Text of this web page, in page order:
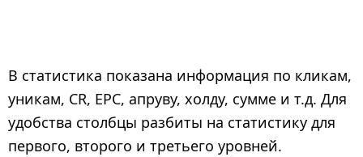
В статистика показана информация по кликам,
уникам, CR, EPC, апруву, холду, сумме и т.д. Для
удобства столбцы разбиты на статистику для
первого, второго и третьего уровней.